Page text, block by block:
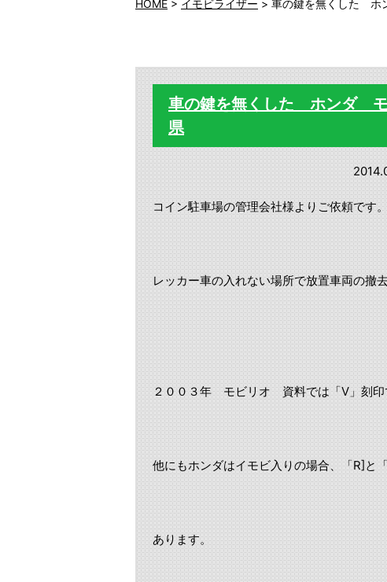
HOME > イモビライザー > 車の鍵を無くした
車の鍵を無くした ホンダ
県
コイン駐車場の管理会社様よりご依頼です。
レッカー車の入れない場所で放置車両の撤
２００３年 モビリオ 資料では「V」刻印
他にもホンダはイモビ入りの場合、「R]と
あります。